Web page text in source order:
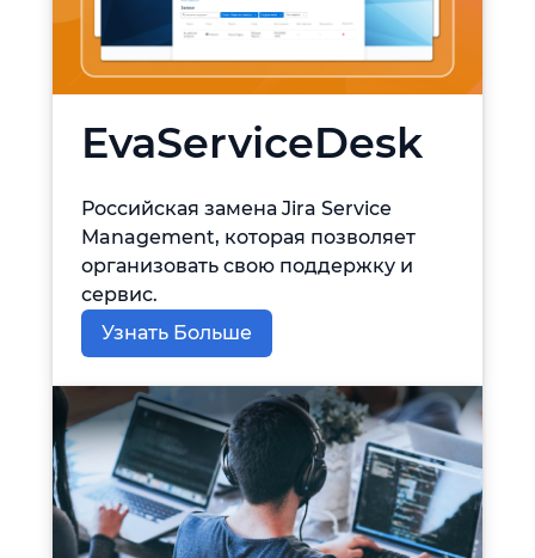
EvaServiceDesk
Российская замена Jira Service
Management, которая позволяет
организовать свою поддержку и
сервис.
Узнать Больше